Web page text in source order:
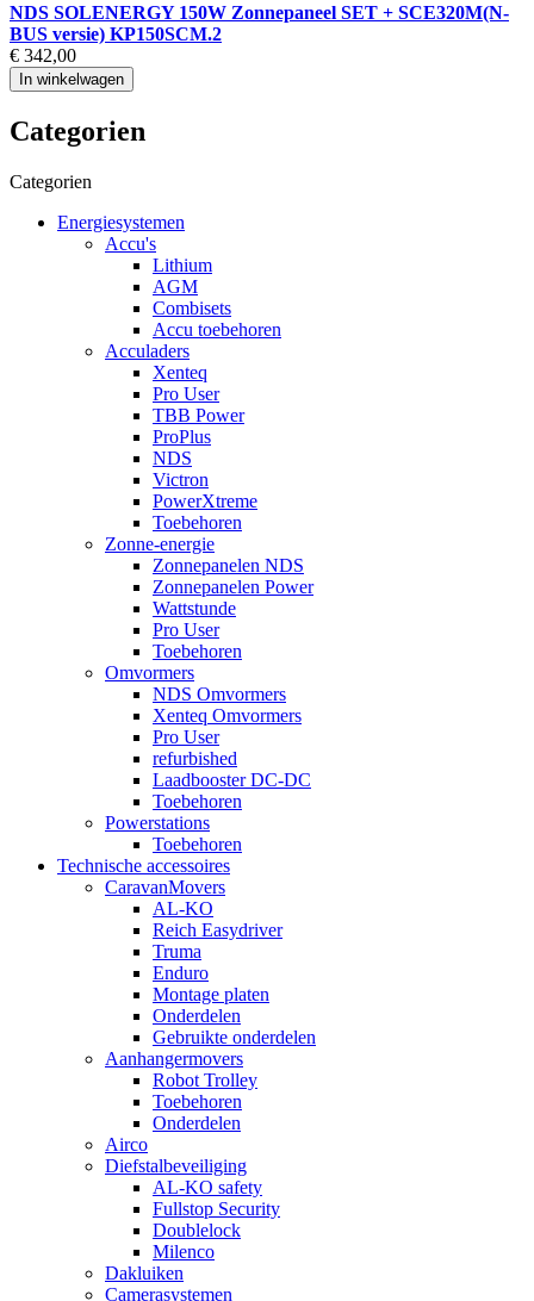
NDS SOLENERGY 150W Zonnepaneel SET + SCE320M(N-
BUS versie) KP150SCM.2
€ 342,00
In winkelwagen
Categorien
Categorien
Energiesystemen
Accu's
Lithium
AGM
Combisets
Accu toebehoren
Acculaders
Xenteq
Pro User
TBB Power
ProPlus
NDS
Victron
PowerXtreme
Toebehoren
Zonne-energie
Zonnepanelen NDS
Zonnepanelen Power
Wattstunde
Pro User
Toebehoren
Omvormers
NDS Omvormers
Xenteq Omvormers
Pro User
refurbished
Laadbooster DC-DC
Toebehoren
Powerstations
Toebehoren
Technische accessoires
CaravanMovers
AL-KO
Reich Easydriver
Truma
Enduro
Montage platen
Onderdelen
Gebruikte onderdelen
Aanhangermovers
Robot Trolley
Toebehoren
Onderdelen
Airco
Diefstalbeveiliging
AL-KO safety
Fullstop Security
Doublelock
Milenco
Dakluiken
Camerasystemen